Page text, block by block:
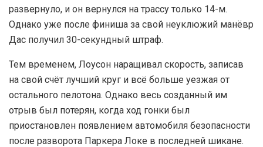
развернуло, и он вернулся на трассу только 14-м.
Однако уже после финиша за свой неуклюжий манёвр
Дас получил 30-секундный штраф.
Тем временем, Лоусон наращивал скорость, записав
на свой счёт лучший круг и всё больше уезжая от
остального пелотона. Однако весь созданный им
отрыв был потерян, когда ход гонки был
приостановлен появлением автомобиля безопасности
после разворота Паркера Локе в последней шикане.